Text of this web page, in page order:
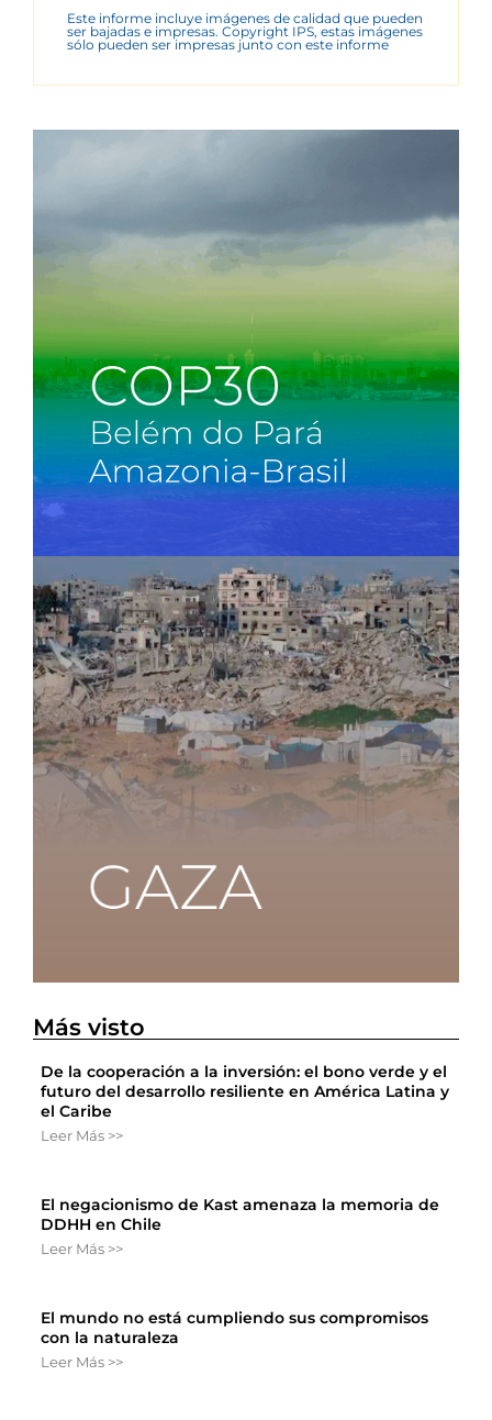
Este informe incluye imágenes de calidad que pueden
ser bajadas e impresas. Copyright IPS, estas imágenes
sólo pueden ser impresas junto con este informe
Más visto
De la cooperación a la inversión: el bono verde y el
futuro del desarrollo resiliente en América Latina y
el Caribe
Leer Más >>
El negacionismo de Kast amenaza la memoria de
DDHH en Chile
Leer Más >>
El mundo no está cumpliendo sus compromisos
con la naturaleza
Leer Más >>